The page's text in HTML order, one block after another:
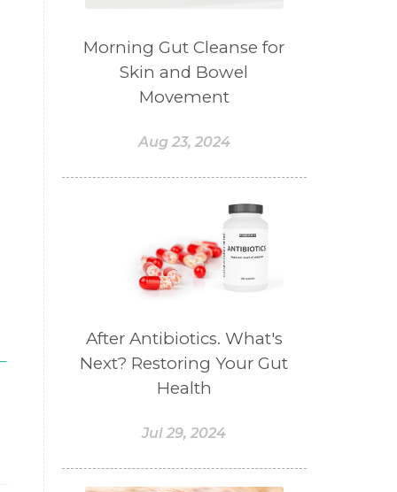
#BELIEVE
#BENEFIT
#BERAT
#BERBUSA
#BERGABUNG
#BERLIBUR
#BERMINYAK
#BERSIH
#BIOTIN
#BISNIS
#bisnisyoungliving
#blendessentialoil
#bloomcollagen
#BLUE LACE AGATE
#BLUSH
#BODY
#BOGOR
#BOO
Morning Gut Cleanse for
Skin and Bowel
Movement
Aug 23, 2024
After Antibiotics. What's
Next? Restoring Your Gut
Health
Jul 29, 2024